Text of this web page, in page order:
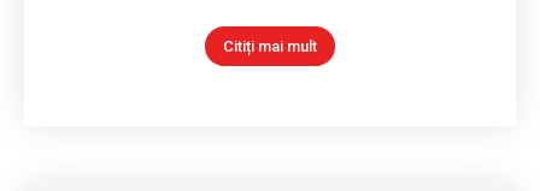
Citiți mai mult